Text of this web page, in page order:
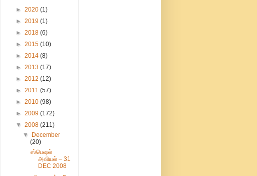
► 2020 (1)
► 2019 (1)
► 2018 (6)
► 2015 (10)
► 2014 (8)
► 2013 (17)
► 2012 (12)
► 2011 (57)
► 2010 (98)
► 2009 (172)
▼ 2008 (211)
▼
December
(20)
ஸ்பெஷல்
அவியல் – 31
DEC 2008